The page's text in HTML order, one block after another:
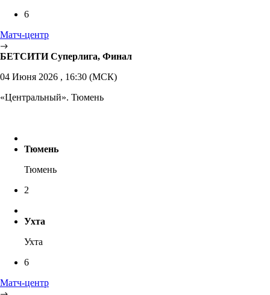
6
Матч-центр
БЕТСИТИ Суперлига, Финал
04 Июня 2026 , 16:30 (МСК)
«Центральный». Тюмень
Тюмень
Тюмень
2
Ухта
Ухта
6
Матч-центр